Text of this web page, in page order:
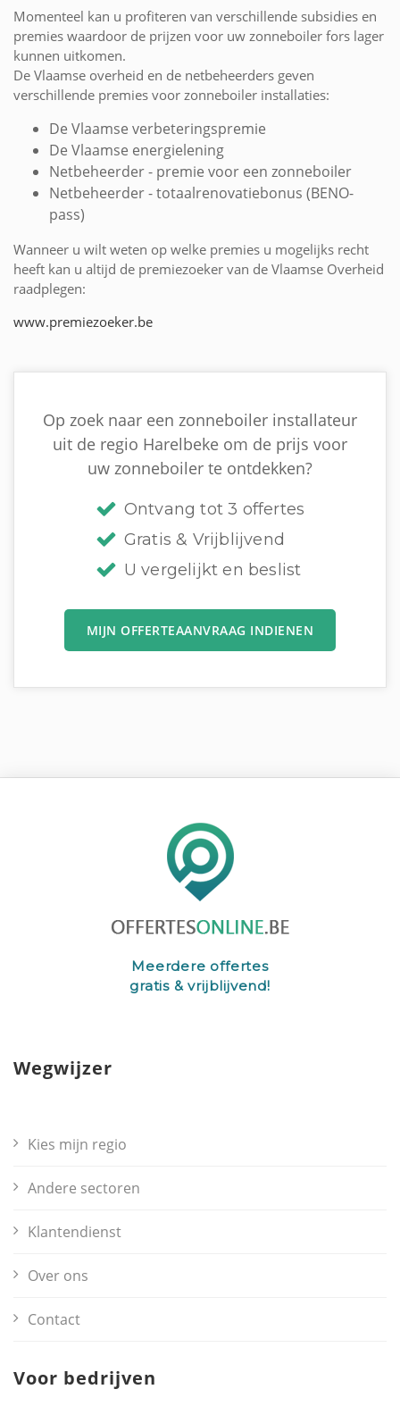
Momenteel kan u profiteren van verschillende subsidies en
premies waardoor de prijzen voor uw zonneboiler fors lager
kunnen uitkomen.
De Vlaamse overheid en de netbeheerders geven
verschillende premies voor zonneboiler installaties:
De Vlaamse verbeteringspremie
De Vlaamse energielening
Netbeheerder - premie voor een zonneboiler
Netbeheerder - totaalrenovatiebonus (BENO-
pass)
Wanneer u wilt weten op welke premies u mogelijks recht
heeft kan u altijd de premiezoeker van de Vlaamse Overheid
raadplegen:
www.premiezoeker.be
Op zoek naar een zonneboiler installateur
uit de regio Harelbeke om de prijs voor
uw zonneboiler te ontdekken?
Ontvang tot 3 offertes
Gratis & Vrijblijvend
U vergelijkt en beslist
MIJN OFFERTEAANVRAAG INDIENEN
Meerdere offertes
gratis & vrijblijvend!
Wegwijzer
Kies mijn regio
Andere sectoren
Klantendienst
Over ons
Contact
Voor bedrijven